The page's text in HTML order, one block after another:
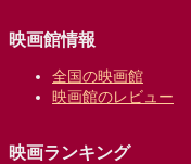
映画館情報
全国の映画館
映画館のレビュー
映画ランキング